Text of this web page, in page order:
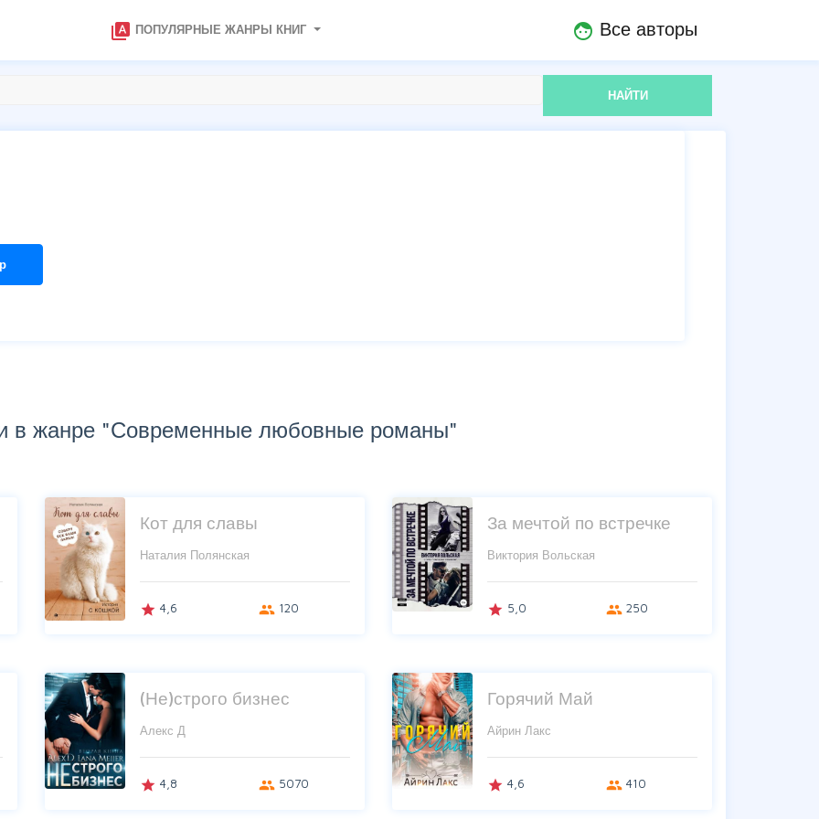
type_specimen ПОПУЛЯРНЫЕ ЖАНРЫ КНИГ face Все авторы
НАЙТИ
в жанре "Современные любовные романы"
Кот для славы
Наталия Полянская
grade 4,6 group 120
За мечтой по встречке
Виктория Вольская
grade 5,0 group 250
(Не)строго бизнес
Алекс Д
grade 4,8 group 5070
Горячий Май
Айрин Лакс
grade 4,6 group 410